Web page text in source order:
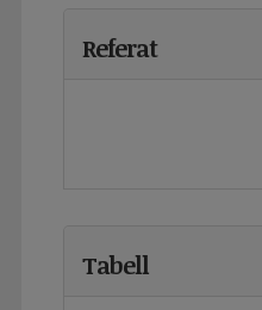
Referat
Tabell